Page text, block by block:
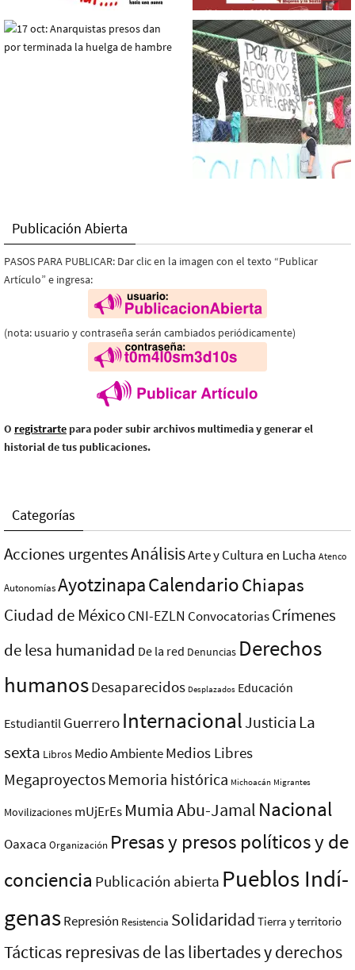
Publicación Abierta
PASOS PARA PUBLICAR: Dar clic en la imagen con el texto “Publicar
Artículo” e ingresa:
(nota: usuario y contraseña serán cambiados periódicamente)
O registrarte para poder subir archivos multimedia y generar el
historial de tus publicaciones.
Categorías
Acciones urgentesAnálisisArte y Cultura en Lucha Atenco
AutonomíasAyotzinapaCalendarioChiapas
Ciudad de MéxicoCNI-EZLN ConvocatoriasCrímenes
de lesa humanidad De la red Denuncias Derechos
humanosDesaparecidos Desplazados Educación
Estudiantil Guerrero InternacionalJusticia La
sexta Libros Medio AmbienteMedios Libres
MegaproyectosMemoria histórica Michoacán Migrantes
Movilizaciones mUjErEs Mumia Abu-Jamal Nacional
Oaxaca Organización Presas y presos polí­ticos y de
conciencia Publicación abierta Pueblos Indí­
genasRepresión Resistencia Solidaridad Tierra y territorio
Tácticas represivas de las libertades y derechos